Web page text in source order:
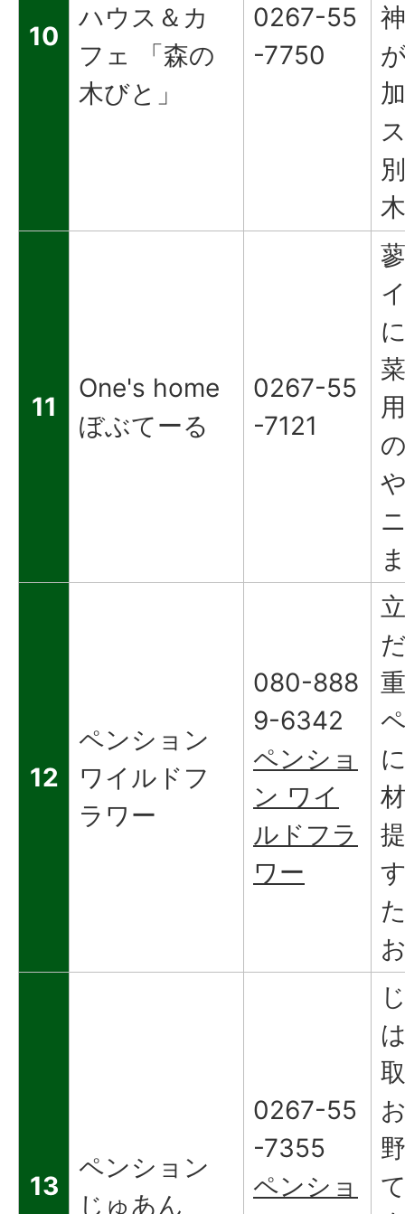
10
ハウス＆カ
フェ 「森の
木びと」
0267-55
-7750
11
One's home
ぼぶてーる
0267-55
-7121
12
ペンション
ワイルドフ
ラワー
080-888
9-6342
ペンショ
ン ワイ
ルドフラ
ワー
13
ペンション
じゅあん
0267-55
-7355
ペンショ